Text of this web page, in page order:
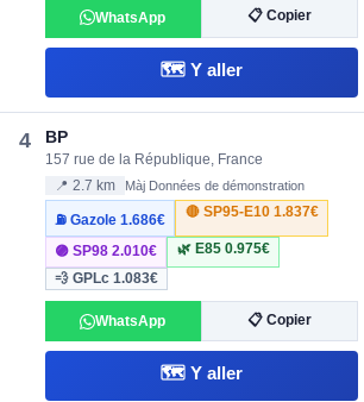
WhatsApp 📋 Copier
🗺️ Y aller
4 BP
157 rue de la République, France
📍 2.7 km Màj Données de démonstration
⛽ Gazole1.686€
🔴 SP95-E10 1.837€
🟣 SP982.010€ 🌿 E85 0.975€
💨 GPLc1.083€
WhatsApp 📋 Copier
🗺️ Y aller